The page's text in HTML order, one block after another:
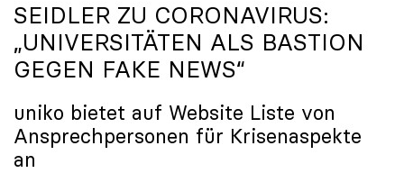
SEIDLER ZU CORONAVIRUS:
„UNIVERSITÄTEN ALS BASTION
GEGEN FAKE NEWS“
uniko bietet auf Website Liste von
Ansprechpersonen für Krisenaspekte
an